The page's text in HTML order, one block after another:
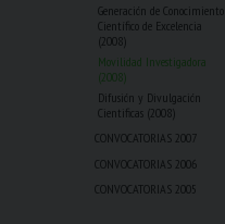
Generación de Conocimiento
Científico de Excelencia
(2008)
Movilidad Investigadora
(2008)
Difusión y Divulgación
Cientificas (2008)
CONVOCATORIAS 2007
CONVOCATORIAS 2006
CONVOCATORIAS 2005